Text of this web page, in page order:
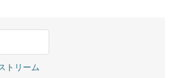
トリーム